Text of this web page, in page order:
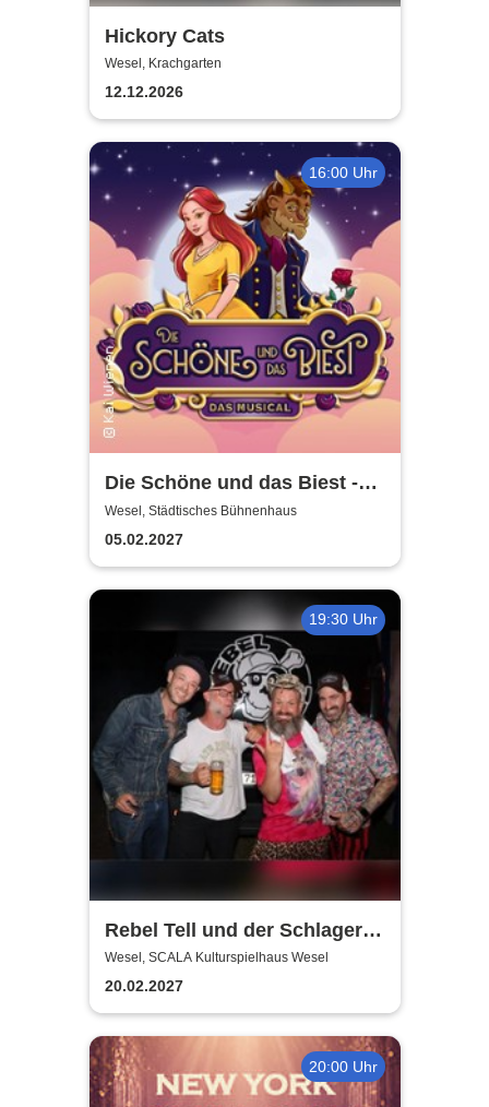
Hickory Cats
Wesel, Krachgarten
12.12.2026
16:00 Uhr
Die Schöne und das Biest -
das Musical | Theater Liberi
Wesel, Städtisches Bühnenhaus
05.02.2027
19:30 Uhr
Rebel Tell und der Schlager
wird gerockt | SCALA
Kulturspielhaus Wesel
Wesel, SCALA Kulturspielhaus Wesel
20.02.2027
20:00 Uhr